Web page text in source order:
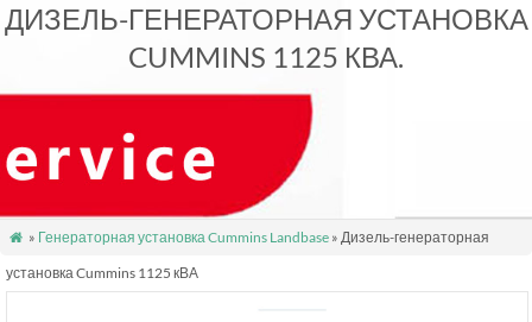
ДИЗЕЛЬ-ГЕНЕРАТОРНАЯ УСТАНОВКА
CUMMINS 1125 КВА.
 » Генераторная установка Cummins Landbase» Дизель-генераторная
установка Cummins 1125 кВА